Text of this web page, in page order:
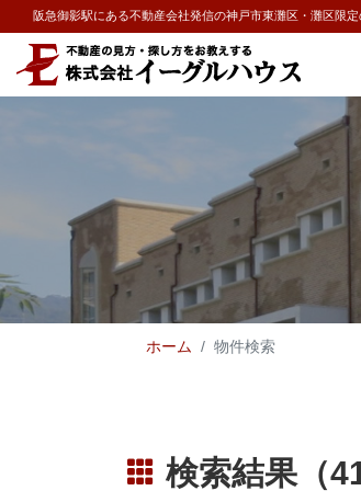
阪急御影駅にある不動産会社発信の神戸市東灘区・灘区限
ホーム 物件検索
検索結果（